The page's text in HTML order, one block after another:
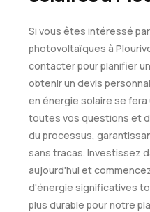
Si vous êtes intéressé
photovoltaïques à
contacter pour planifier
obtenir un devis
en énergie solaire se fera
toutes vos questions et
du processus,
sans tracas. Investissez
aujourd'hui et
d'énergie significatives
plus durable pour notre